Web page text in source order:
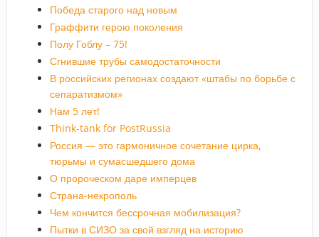
Победа старого над новым
Граффити герою поколения
Полу Гоблу – 75!
Сгнившие трубы самодостаточности
В российских регионах создают «штабы по борьбе с
сепаратизмом»
Нам 5 лет!
Think-tank for PostRussia
Россия — это гармоничное сочетание цирка,
тюрьмы и сумасшедшего дома
О пророческом даре имперцев
Страна-некрополь
Чем кончится бессрочная мобилизация?
Пытки в СИЗО за свой взгляд на историю